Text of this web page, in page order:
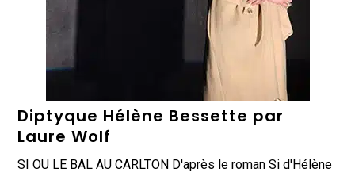
Diptyque Hélène Bessette par
Laure Wolf
SI OU LE BAL AU CARLTON D'après le roman Si d'Hélène